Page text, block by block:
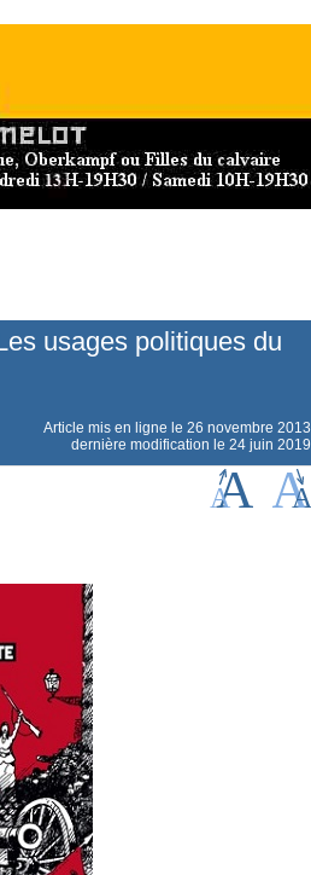
usages politiques du
Article mis en ligne le 26 novembre 2013
dernière modification le 24 juin 2019